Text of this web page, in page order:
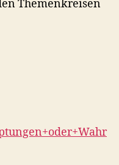
Themenkreisen